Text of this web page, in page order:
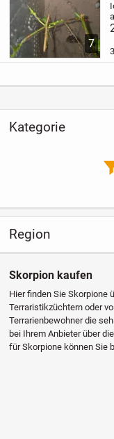
7
Kategorie
Region
Skorpion kaufen
Hier finden Sie Skorpione
Terraristikzüchtern oder
Terrarienbewohner die
bei Ihrem Anbieter über
für Skorpione können Sie